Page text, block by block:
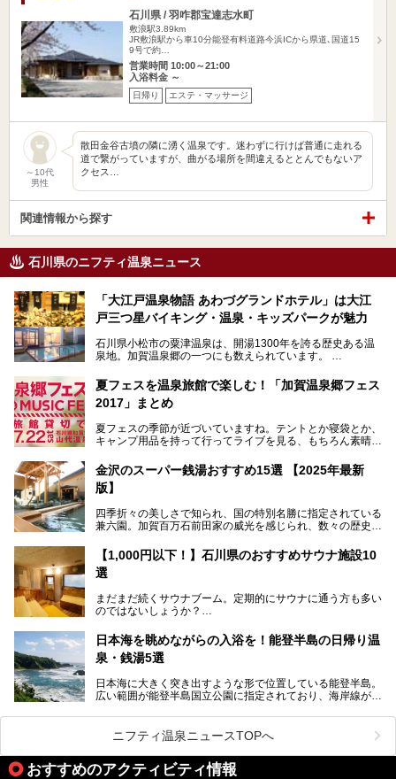
石川県 / 羽咋郡宝達志水町
敷浪駅3.89km
JR敷浪駅から車10分能登有料道路今浜ICから県道､国道15
9号で約…
営業時間 10:00～21:00
入浴料金 ～
日帰り エステ・マッサージ
～10代
男性
散田金谷古墳の隣に湧く温泉です。迷わずに行けば普通に走れる
道で繋がっていますが、曲がる場所を間違えるととんでもないア
クセス…
関連情報から探す
石川県のニフティ温泉ニュース
「大江戸温泉物語 あわづグランドホテル」は大江
戸三つ星バイキング・温泉・キッズパークが魅力
石川県小松市の粟津温泉は、開湯1300年を誇る歴史ある温
泉地。加賀温泉郷の一つにも数えられています。
その粟津温泉に建つ「大江戸温泉物語 あわづグランドホテ
ル」（以下、あわづグランドホテル）は客室数97室のホテ
ルで、昨年2024年12月に露天風呂を新設。充実したキッズ
2025年7月からは「大江戸三つ星バイキング」がスタート！
───
提供元：大江戸温泉物語ホテルズ＆リゾーツ株式会社【P
この記事は大江戸温泉物語 あわづグランドホテルのPR記事
です。
夏フェスを温泉旅館で楽しむ！「加賀温泉郷フェス
2017」まとめ
夏フェスの季節が近づいていますね。テントとか寝袋とか、
キャンプ用品を持って行ってライブを見る、もちろん素晴ら
いやでもね、暑いし汗や砂埃でドロドロになるしうるさくて
夜は寝られないし、若い時はそういうのが良かったんですけ
今、もうちょっと気楽なフェスはないかな、と探してたらあ
りましたよ！
「加賀温泉郷フェス 2017」が石川県・山代温泉の瑠璃光を
全館貸し切って開催！
れちゃう！なんということでしょう！！
金沢のスーパー銭湯おすすめ15選 【2025年最新
版】
四季折々の美しさで知られ、国の特別名勝に指定されている
兼六園。加賀百万石前田家の威光を感じられ、数々の歴史的
ア。国内でも特に人気の観光地の1つです。北陸新幹線で東
京から約2時間30分と、首都圏からアクセスしやすい立地も
魅力ですね。
り、観光に加えて温泉もぜひ楽しみたいところ。金沢エリア
でおすすめのスーパー銭湯をご紹介します。
【1,000円以下！】石川県のおすすめサウナ施設10
選
まだまだ続くサウナブーム。定期的にサウナに通う方も多い
のではないしょうか？
今回はそんなサウナによく行く人もこれから楽しむ人も格安
で楽しめるサウナを紹介します。
など、種類豊富ですよ。
日本海を眺めながらの入浴を！能登半島の日帰り温
泉・銭湯5選
日本海に大きく突き出すような形で位置している能登半島。
広い範囲が能登半島国立公園に指定されており、海岸線が作
車で行くのがオススメですが、ドライブの際にぜひ一緒に楽
しんでいただきたいのが温泉です。絶景を眺めながらつかる
温泉は最高ですよ！ 今回はそんな能登の温泉を5つご紹介
します。
ニフティ温泉ニュースTOPへ
おすすめのアクティビティ情報